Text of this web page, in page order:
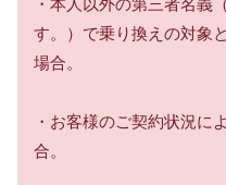
・本人以外の第三者名義
す。）で乗り換えの対象
場合。
・お客様のご契約状況に
合。